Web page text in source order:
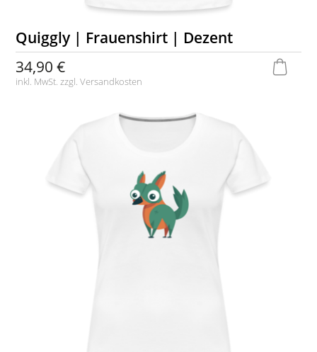
Quiggly | Frauenshirt | Dezent
34,90 €
inkl. MwSt. zzgl.Versandkosten